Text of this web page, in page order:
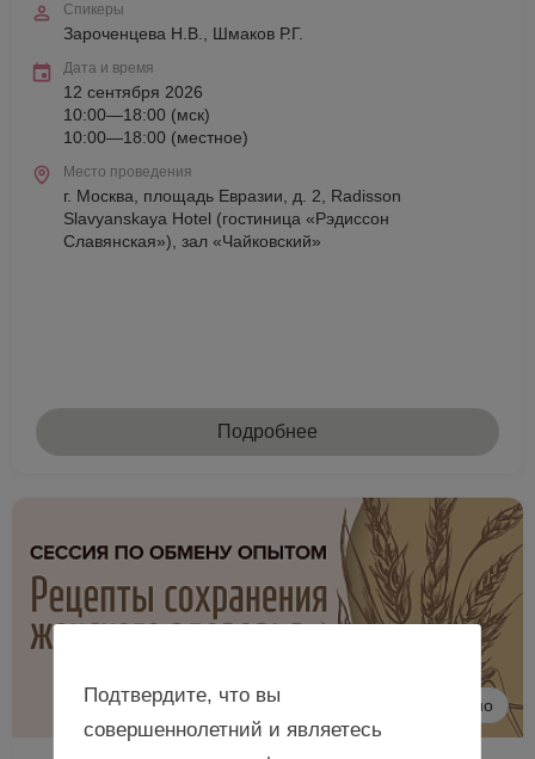
Спикеры
Зароченцева Н.В., Шмаков Р.Г.
Дата и время
12 сентября 2026
10:00—18:00 (мск)
10:00—18:00 (местное)
Место проведения
г. Москва, площадь Евразии, д. 2, Radisson
Slavyanskaya Hotel (гостиница «Рэдиссон
Славянская»), зал «Чайковский»
Подробнее
Очно
Подтвердите, что вы
совершеннолетний и являетесь